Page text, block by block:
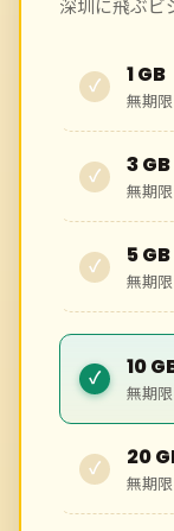
深圳に飛ぶビ
✓ 1 GB
無期限
✓ 3 GB
無期限
✓ 5 GB
無期限
✓ 10
無期限
✓ 20
無期限